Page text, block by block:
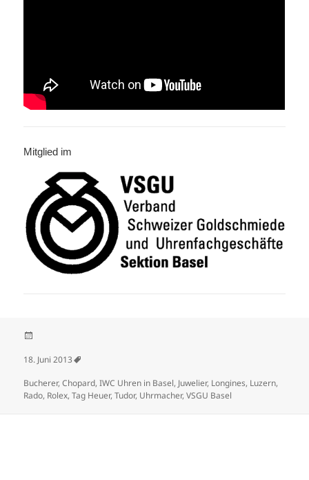
Mitglied im
18. Juni 2013
Bucherer,Chopard,IWC Uhren in Basel, Juwelier, Longines, Luzern,
Rado, Rolex,Tag Heuer,Tudor, Uhrmacher,VSGU Basel